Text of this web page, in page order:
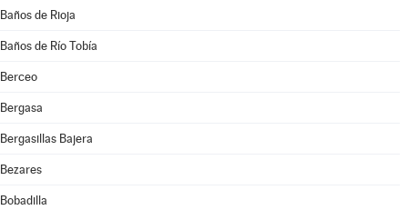
Baños de Rioja
Baños de Río Tobía
Berceo
Bergasa
Bergasillas Bajera
Bezares
Bobadilla